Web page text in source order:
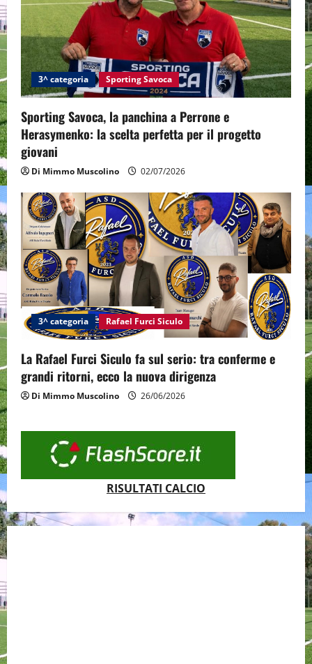
3^ categoria Sporting Savoca
Sporting Savoca, la panchina a Perrone e
Herasymenko: la scelta perfetta per il progetto
giovani
Di Mimmo Muscolino 02/07/2026
3^ categoria Rafael Furci Siculo
La Rafael Furci Siculo fa sul serio: tra conferme e
grandi ritorni, ecco la nuova dirigenza
Di Mimmo Muscolino 26/06/2026
RISULTATI CALCIO